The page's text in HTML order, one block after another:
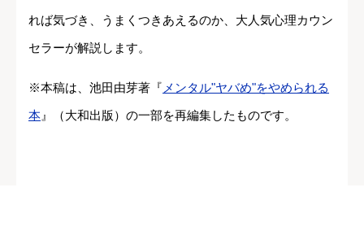
れば気づき、うまくつきあえるのか、大人気心理カウン
セラーが解説します。
※本稿は、池田由芽著『 メンタル"ヤバめ"をやめられる
本 』（大和出版）の一部を再編集したものです。